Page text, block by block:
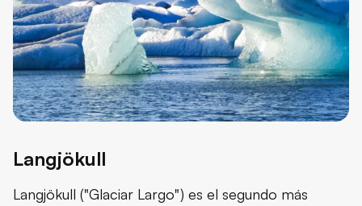
Langjökull
Langjökull ("Glaciar Largo") es el segundo más